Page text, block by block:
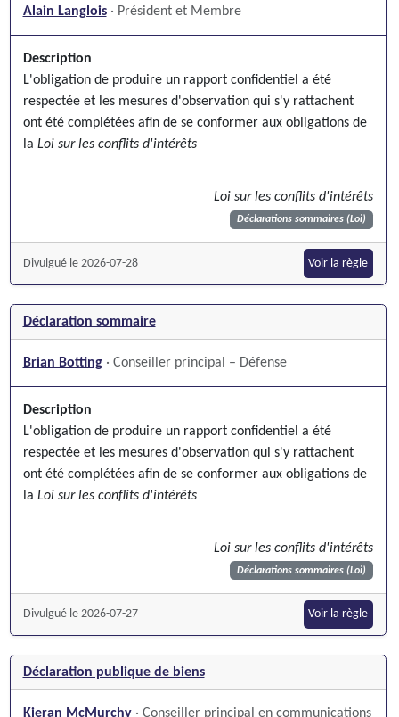
Alain Langlois · Président et Membre
Description
L'obligation de produire un rapport confidentiel a été
respectée et les mesures d'observation qui s'y rattachent
ont été complétées afin de se conformer aux obligations de
la Loi sur les conflits d'intérêts
Loi sur les conflits d'intérêts
Déclarations sommaires (Loi)
Divulgué le 2026-07-28 Voir la règle
Déclaration sommaire
Brian Botting · Conseiller principal – Défense
Description
L'obligation de produire un rapport confidentiel a été
respectée et les mesures d'observation qui s'y rattachent
ont été complétées afin de se conformer aux obligations de
la Loi sur les conflits d'intérêts
Loi sur les conflits d'intérêts
Déclarations sommaires (Loi)
Divulgué le 2026-07-27 Voir la règle
Déclaration publique de biens
Kieran McMurchy · Conseiller principal en communications